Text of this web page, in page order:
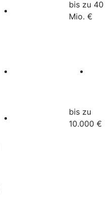
bis zu 40
Mio. €
bis zu
10.000 €